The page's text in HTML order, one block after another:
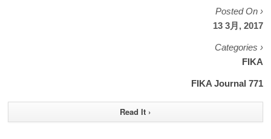
Posted On ›
13 3月, 2017
Categories ›
FIKA
FIKA Journal 771
Read It ›